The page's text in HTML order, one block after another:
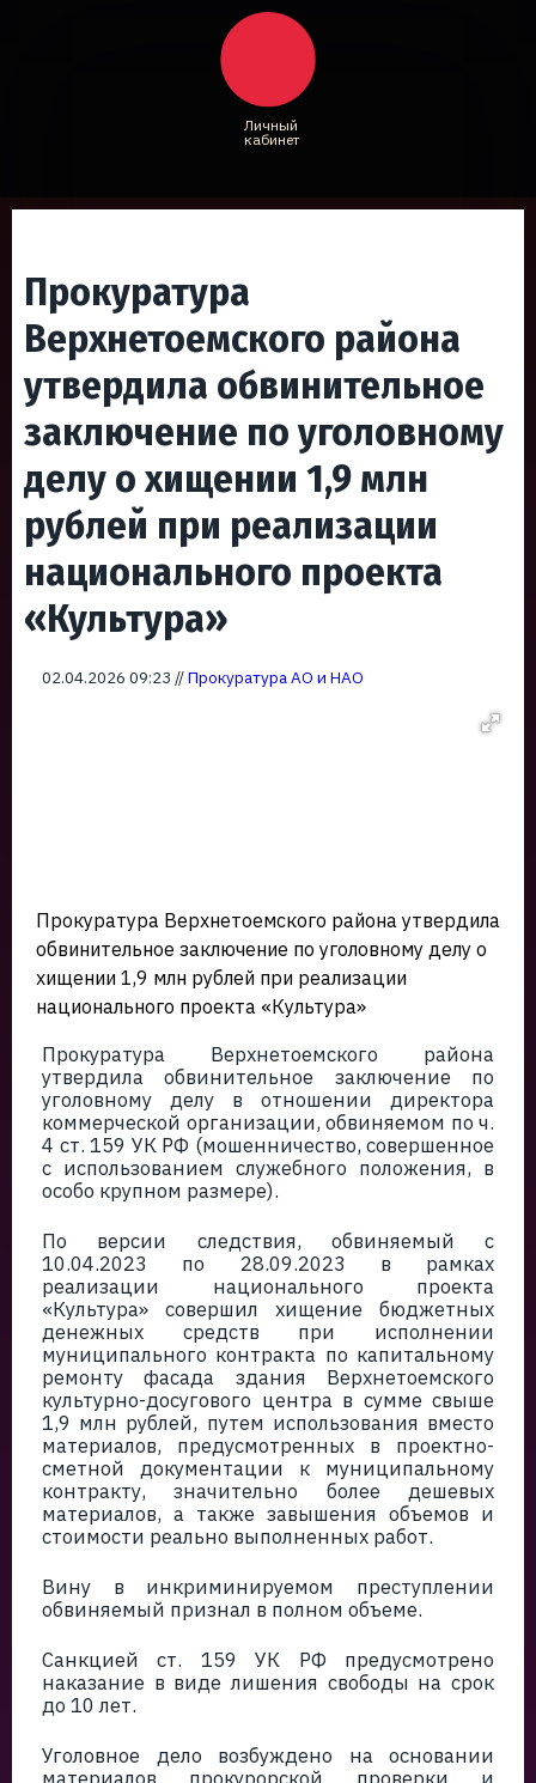
Личный
кабинет
Прокуратура
Верхнетоемского района
утвердила обвинительное
заключение по уголовному
делу о хищении 1,9 млн
рублей при реализации
национального проекта
«Культура»
02.04.2026 09:23 //Прокуратура АО и НАО
Прокуратура Верхнетоемского района утвердила
обвинительное заключение по уголовному делу о
хищении 1,9 млн рублей при реализации
национального проекта «Культура»
Прокуратура Верхнетоемского района
утвердила обвинительное заключение по
уголовному делу в отношении директора
коммерческой организации, обвиняемом по ч.
4 ст. 159 УК РФ (мошенничество, совершенное
с использованием служебного положения, в
особо крупном размере).
По версии следствия, обвиняемый с
10.04.2023 по 28.09.2023 в рамках
реализации национального проекта
«Культура» совершил хищение бюджетных
денежных средств при исполнении
муниципального контракта по капитальному
ремонту фасада здания Верхнетоемского
культурно-досугового центра в сумме свыше
1,9 млн рублей, путем использования вместо
материалов, предусмотренных в проектно-
сметной документации к муниципальному
контракту, значительно более дешевых
материалов, а также завышения объемов и
стоимости реально выполненных работ.
Вину в инкриминируемом преступлении
обвиняемый признал в полном объеме.
Санкцией ст. 159 УК РФ предусмотрено
наказание в виде лишения свободы на срок
до 10 лет.
Уголовное дело возбуждено на основании